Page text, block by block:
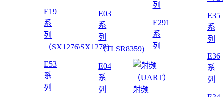
E19
系
列
（SX1276\SX1278)
E53
系
列
E03
系
列
（TLSR8359)
E04
系
列
列
E291
系
列
射频
E35
系
列
E36
系
列